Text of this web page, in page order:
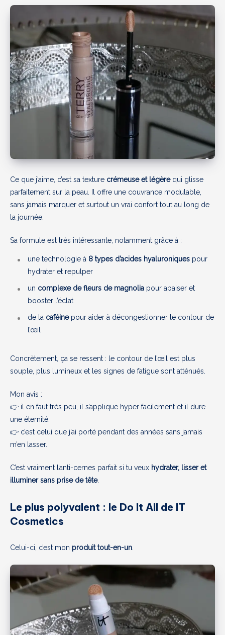
Ce que j’aime, c’est sa texture crémeuse et légèrequi glisse
parfaitement sur la peau. Il offre une couvrance modulable,
sans jamais marquer et surtout un vrai confort tout au long de
la journée.
Sa formule est très intéressante, notamment grâce à :
une technologie à 8 types d’acides hyaluroniques pour
hydrater et repulper
un complexe de fleurs de magnolia pour apaiser et
booster l’éclat
de la caféinepour aider à décongestionner le contour de
l’œil
Concrètement, ça se ressent : le contour de l’œil est plus
souple, plus lumineux et les signes de fatigue sont atténués.
Mon avis :
👉 il en faut très peu, il s’applique hyper facilement et il dure
une éternité.
👉 c’est celui que j’ai porté pendant des années sans jamais
m’en lasser.
C’est vraiment l’anti-cernes parfait si tu veux hydrater, lisser et
illuminer sans prise de tête.
Le plus polyvalent : le Do It All de IT
Cosmetics
Celui-ci, c’est mon produit tout-en-un